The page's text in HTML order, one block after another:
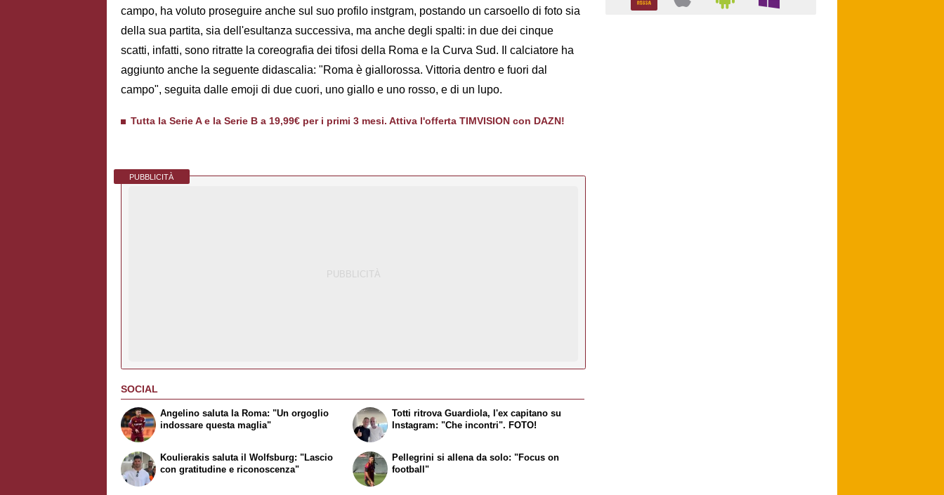
campo, ha voluto proseguire anche sul suo profilo instgram, postando un carsoello di foto sia
della sua partita, sia dell'esultanza successiva, ma anche degli spalti: in due dei cinque
scatti, infatti, sono ritratte la coreografia dei tifosi della Roma e la Curva Sud. Il calciatore ha
aggiunto anche la seguente didascalia: "Roma è giallorossa. Vittoria dentro e fuori dal
campo", seguita dalle emoji di due cuori, uno giallo e uno rosso, e di un lupo.
Tutta la Serie A e la Serie B a 19,99€ per i primi 3 mesi. Attiva l'offerta TIMVISION con DAZN!
PUBBLICITÀ
SOCIAL
Angelino saluta la Roma: "Un orgoglio
indossare questa maglia"
Koulierakis saluta il Wolfsburg: "Lascio
con gratitudine e riconoscenza"
Totti ritrova Guardiola, l'ex capitano su
Instagram: "Che incontri". FOTO!
Pellegrini si allena da solo: "Focus on
football"